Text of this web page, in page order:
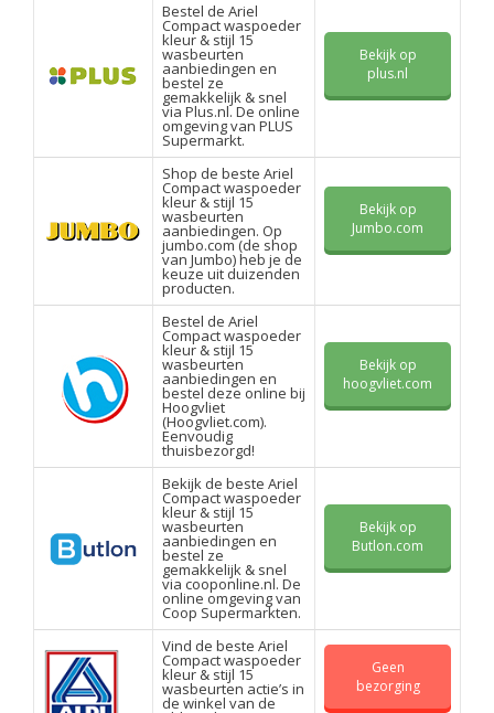
Bestel de Ariel
Compact waspoeder
kleur & stijl 15
wasbeurten
aanbiedingen en
bestel ze
gemakkelijk & snel
via Plus.nl. De online
omgeving van PLUS
Supermarkt.
Bekijk op
plus.nl
Shop de beste Ariel
Compact waspoeder
kleur & stijl 15
wasbeurten
aanbiedingen. Op
jumbo.com (de shop
van Jumbo) heb je de
keuze uit duizenden
producten.
Bekijk op
Jumbo.com
Bestel de Ariel
Compact waspoeder
kleur & stijl 15
wasbeurten
aanbiedingen en
bestel deze online bij
Hoogvliet
(Hoogvliet.com).
Eenvoudig
thuisbezorgd!
Bekijk op
hoogvliet.com
Bekijk de beste Ariel
Compact waspoeder
kleur & stijl 15
wasbeurten
aanbiedingen en
bestel ze
gemakkelijk & snel
via cooponline.nl. De
online omgeving van
Coop Supermarkten.
Bekijk op
Butlon.com
Vind de beste Ariel
Compact waspoeder
kleur & stijl 15
wasbeurten actie’s in
de winkel van de
Geen
bezorging